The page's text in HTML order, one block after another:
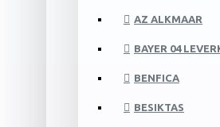
AZ ALKMAAR
BAYER 04
BENFICA
BESIKTAS